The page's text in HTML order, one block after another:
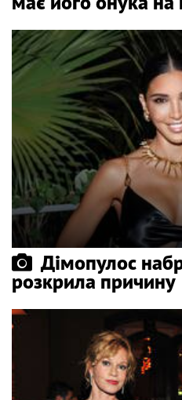
Дімопулос
розкрила причину